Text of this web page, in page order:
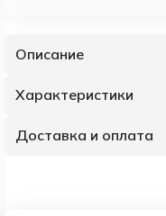
Описание
Характеристики
Доставка и оплата